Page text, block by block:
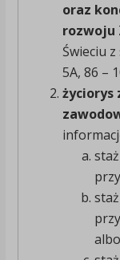
oraz
rozwoju
Świeciu
5A, 86 –
życiorys
albo